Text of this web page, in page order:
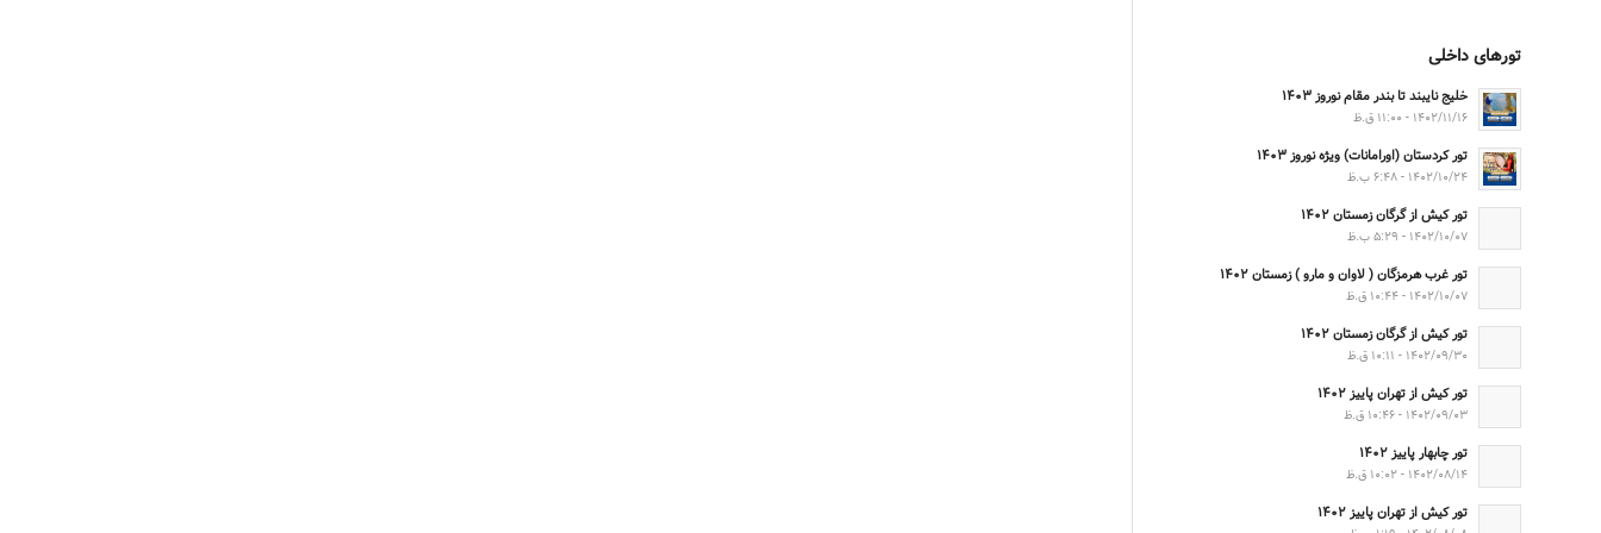
تورهای داخلی
خلیج نایبند تا بندر مقام نوروز ۱۴۰۳
۱۴۰۲/۱۱/۱۶ - ۱۱:۰۰ ق.ظ
تور کردستان (اورامانات) ویژه نوروز ۱۴۰۳
۱۴۰۲/۱۰/۲۴ - ۶:۴۸ ب.ظ
تور کیش از گرگان زمستان ۱۴۰۲
۱۴۰۲/۱۰/۰۷ - ۵:۲۹ ب.ظ
تور غرب هرمزگان ( لاوان و مارو ) زمستان ۱۴۰۲
۱۴۰۲/۱۰/۰۷ - ۱۰:۴۴ ق.ظ
تور کیش از گرگان زمستان ۱۴۰۲
۱۴۰۲/۰۹/۳۰ - ۱۰:۱۱ ق.ظ
تور کیش از تهران پاییز ۱۴۰۲
۱۴۰۲/۰۹/۰۳ - ۱۰:۴۶ ق.ظ
تور چابهار پاییز ۱۴۰۲
۱۴۰۲/۰۸/۱۴ - ۱۰:۰۲ ق.ظ
تور کیش از تهران پاییز ۱۴۰۲